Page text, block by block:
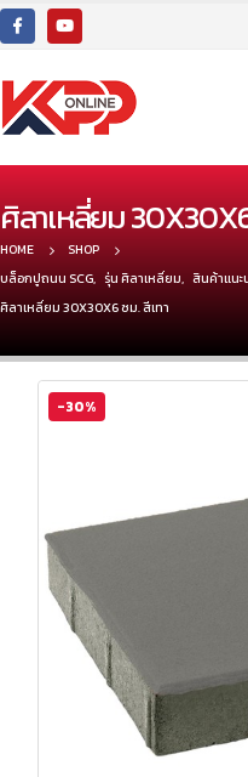
ศิลาเหลี่ยม
HOME
SHOP
บล็อกปูถนน SCG, รุ่น ศิลาเหลี่ยม, สินค้าแน
ศิลาเหลี่ยม 30X30X6 ซม. สีเทา
-30%